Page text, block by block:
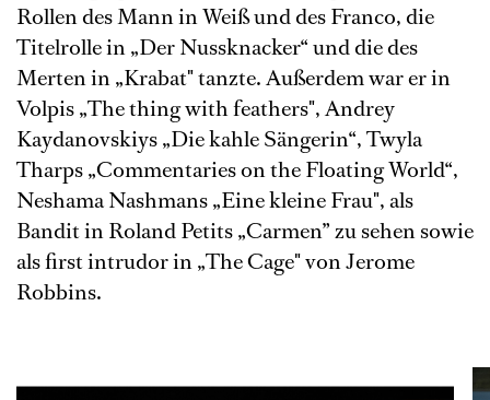
Rollen des Mann in Weiß und des Franco, die
Titelrolle in „Der Nussknacker“ und die des
Merten in „Krabat" tanzte. Außerdem war er in
Volpis „The thing with feathers", Andrey
Kaydanovskiys „Die kahle Sängerin“, Twyla
Tharps „Commentaries on the Floating World“,
Neshama Nashmans „Eine kleine Frau", als
Bandit in Roland Petits „Carmen” zu sehen sowie
als first intrudor in „The Cage" von Jerome
Robbins.